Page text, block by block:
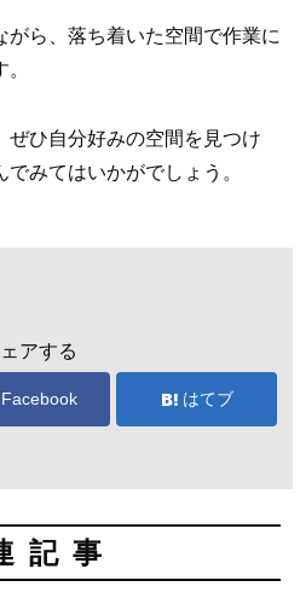
がら、落ち着いた空間で作業に
ぜひ自分好みの空間を見つけ
みてはいかがでしょう。
アする
Facebook はてブ
記事